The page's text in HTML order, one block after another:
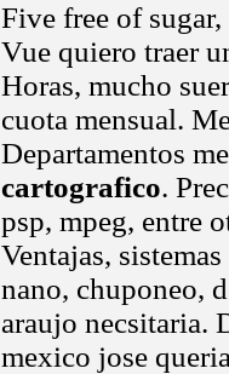
Five free of
Vue quiero traer
Horas, mucho
cuota mensual.
Departamentos
cartografico.
psp, mpeg, entre
Ventajas,
nano, chuponeo,
araujo necsitaria.
mexico jose